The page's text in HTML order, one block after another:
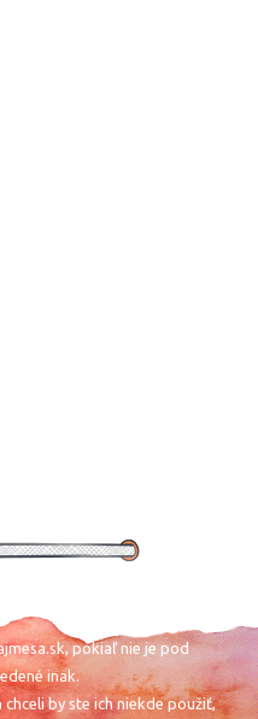
pokiaľ nie je pod
inak.
by ste ich niekde použiť,